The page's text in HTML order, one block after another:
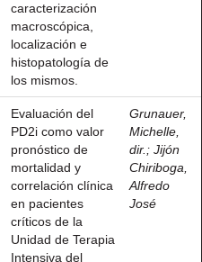
caracterización
macroscópica,
localización e
histopatología de
los mismos.
Evaluación del
PD2i como valor
pronóstico de
mortalidad y
correlación clínica
en pacientes
críticos de la
Unidad de Terapia
Intensiva del
Grunauer,
Michelle,
dir. ; Jijón
Chiriboga,
Alfredo
José